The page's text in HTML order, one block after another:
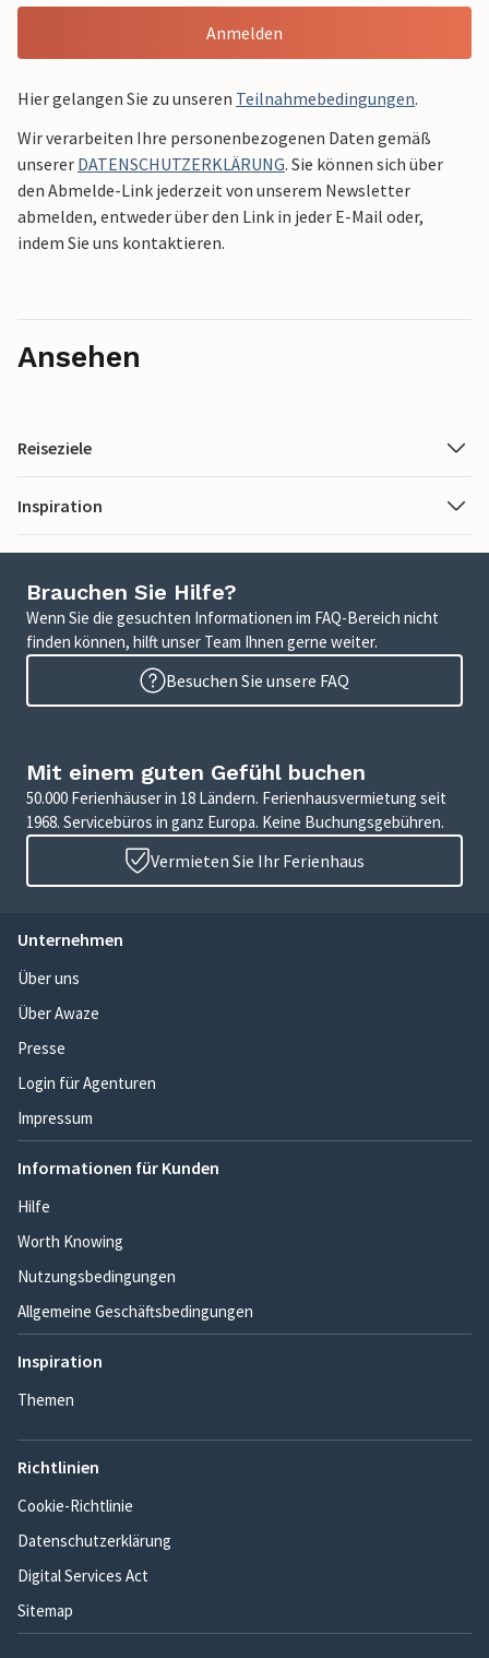
Anmelden
Hier gelangen Sie zu unseren Teilnahmebedingungen.
Wir verarbeiten Ihre personenbezogenen Daten gemäß
unserer DATENSCHUTZERKLÄRUNG. Sie können sich über
den Abmelde-Link jederzeit von unserem Newsletter
abmelden, entweder über den Link in jeder E-Mail oder,
indem Sie uns kontaktieren.
Ansehen
Reiseziele
Inspiration
Brauchen Sie Hilfe?
Wenn Sie die gesuchten Informationen im FAQ-Bereich nicht
finden können, hilft unser Team Ihnen gerne weiter.
Besuchen Sie unsere FAQ
Mit einem guten Gefühl buchen
50.000 Ferienhäuser in 18 Ländern. Ferienhausvermietung seit
1968. Servicebüros in ganz Europa. Keine Buchungsgebühren.
Vermieten Sie Ihr Ferienhaus
Unternehmen
Über uns
Über Awaze
Presse
Login für Agenturen
Impressum
Informationen für Kunden
Hilfe
Worth Knowing
Nutzungsbedingungen
Allgemeine Geschäftsbedingungen
Inspiration
Themen
Richtlinien
Cookie-Richtlinie
Datenschutzerklärung
Digital Services Act
Sitemap